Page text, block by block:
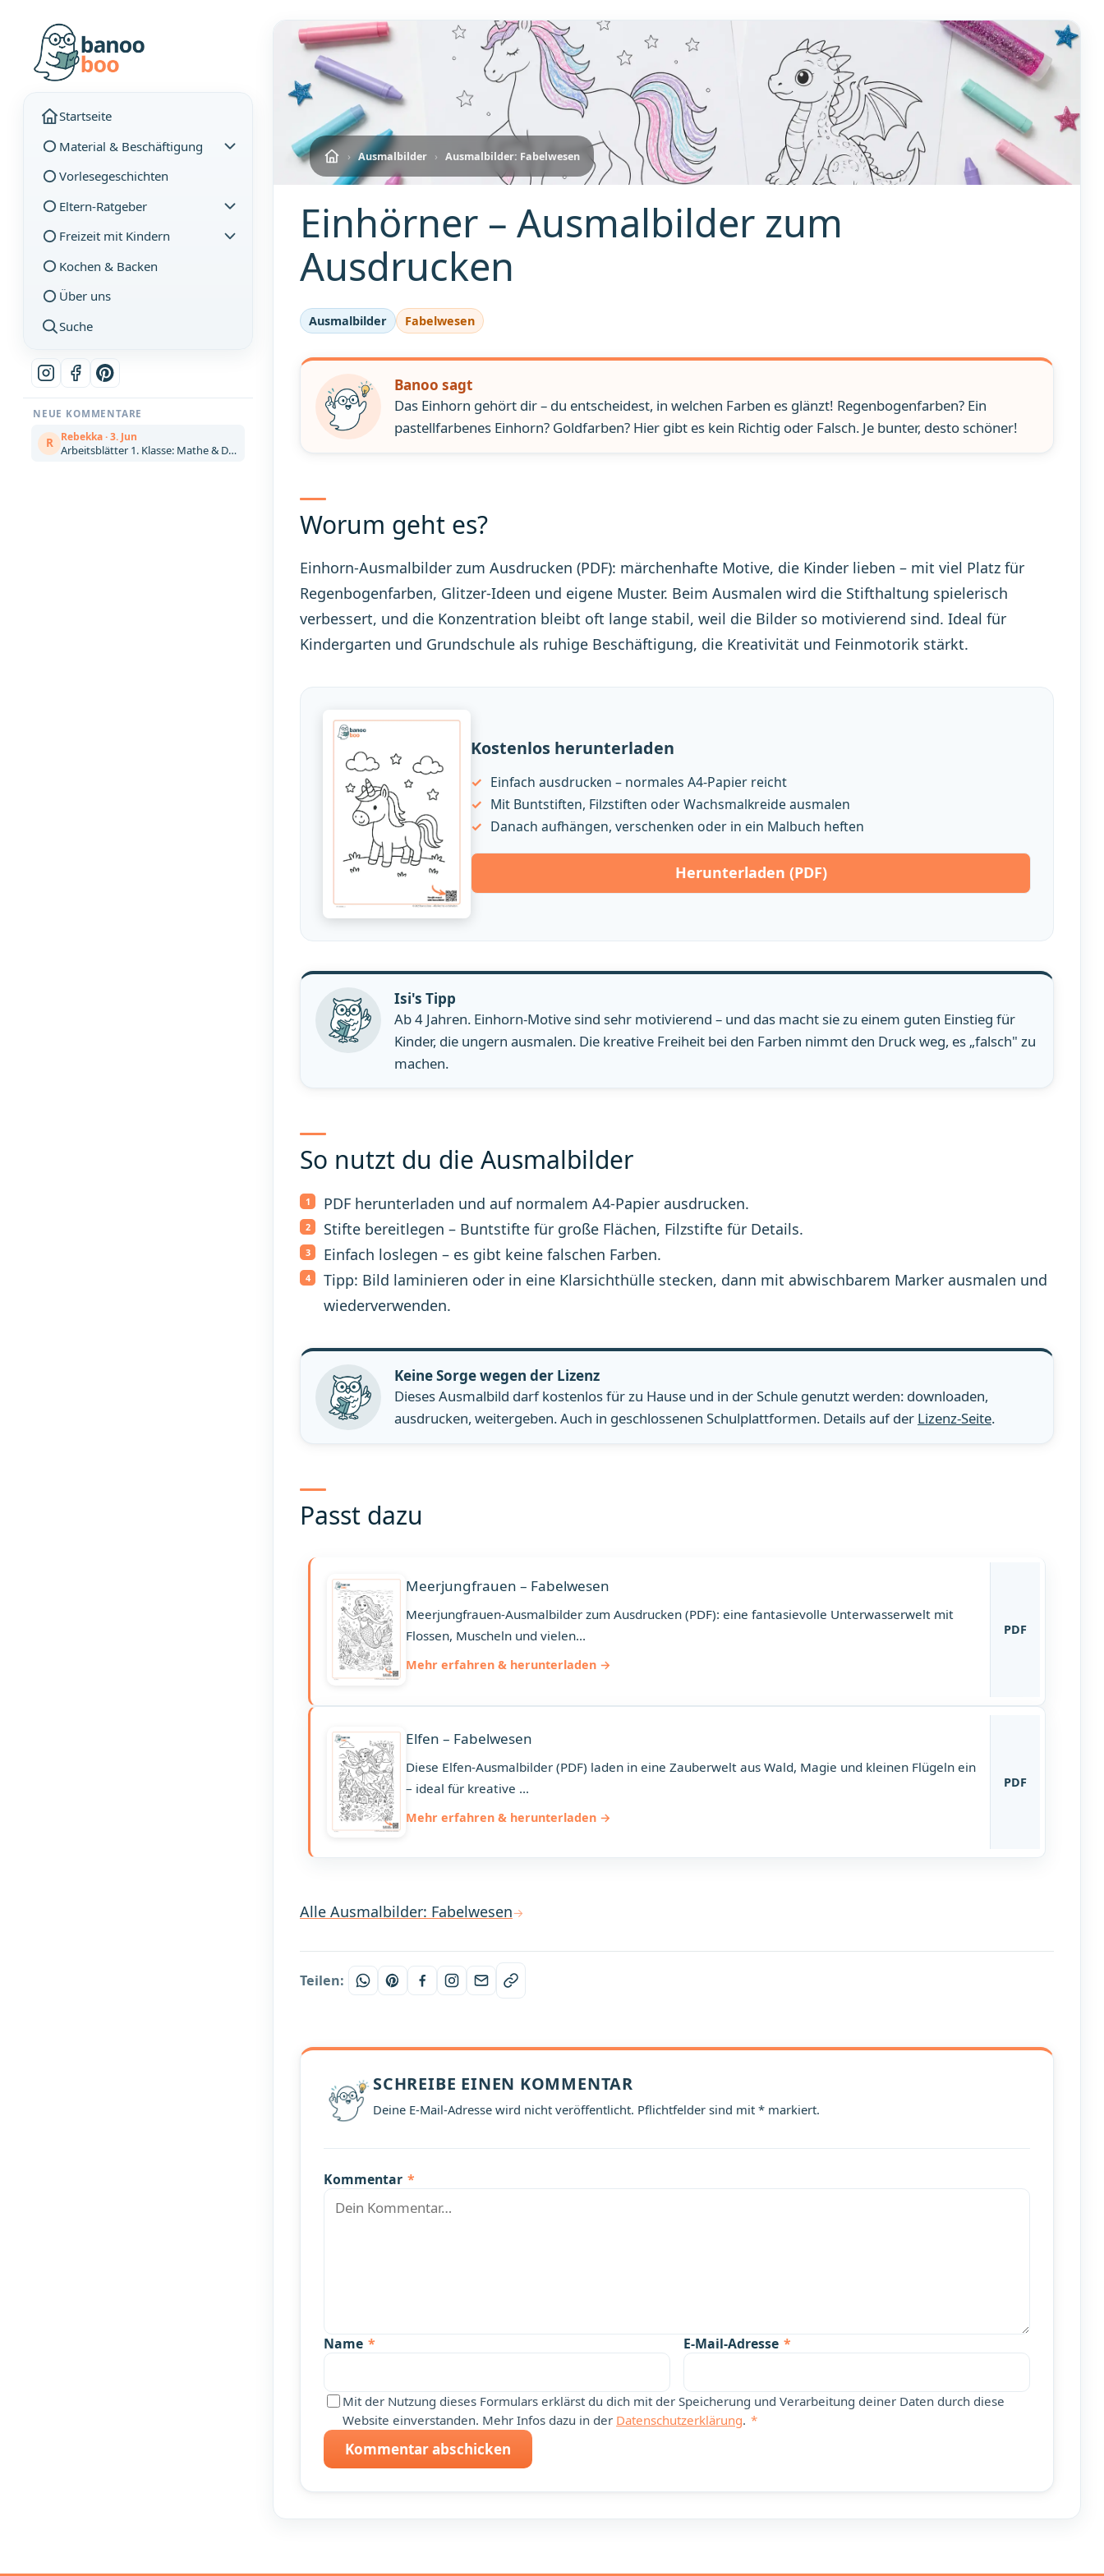
Startseite
Material & Beschäftigung
Vorlesegeschichten
Eltern-Ratgeber
Freizeit mit Kindern
Kochen & Backen
Über uns
Suche
NEUE KOMMENTARE
R Rebekka · 3. Jun
Arbeitsblätter 1. Klasse: Mathe & Deutsch kostenlos zum Ausdrucken (Artikel)
› Ausmalbilder › Ausmalbilder: Fabelwesen
Einhörner – Ausmalbilder zum
Ausdrucken
Ausmalbilder Fabelwesen
Banoo sagt
Das Einhorn gehört dir – du entscheidest, in welchen Farben es glänzt! Regenbogenfarben? Ein
pastellfarbenes Einhorn? Goldfarben? Hier gibt es kein Richtig oder Falsch. Je bunter, desto schöner!
Worum geht es?
Einhorn-Ausmalbilder zum Ausdrucken (PDF): märchenhafte Motive, die Kinder lieben – mit viel Platz für
Regenbogenfarben, Glitzer-Ideen und eigene Muster. Beim Ausmalen wird die Stifthaltung spielerisch
verbessert, und die Konzentration bleibt oft lange stabil, weil die Bilder so motivierend sind. Ideal für
Kindergarten und Grundschule als ruhige Beschäftigung, die Kreativität und Feinmotorik stärkt.
Kostenlos herunterladen
Einfach ausdrucken – normales A4-Papier reicht
Mit Buntstiften, Filzstiften oder Wachsmalkreide ausmalen
Danach aufhängen, verschenken oder in ein Malbuch heften
Herunterladen (PDF)
Isi's Tipp
Ab 4 Jahren. Einhorn-Motive sind sehr motivierend – und das macht sie zu einem guten Einstieg für
Kinder, die ungern ausmalen. Die kreative Freiheit bei den Farben nimmt den Druck weg, es „falsch" zu
machen.
So nutzt du die Ausmalbilder
PDF herunterladen und auf normalem A4-Papier ausdrucken.
Stifte bereitlegen – Buntstifte für große Flächen, Filzstifte für Details.
Einfach loslegen – es gibt keine falschen Farben.
Tipp: Bild laminieren oder in eine Klarsichthülle stecken, dann mit abwischbarem Marker ausmalen und
wiederverwenden.
Keine Sorge wegen der Lizenz
Dieses Ausmalbild darf kostenlos für zu Hause und in der Schule genutzt werden: downloaden,
ausdrucken, weitergeben. Auch in geschlossenen Schulplattformen. Details auf der Lizenz-Seite.
Passt dazu
Meerjungfrauen – Fabelwesen
Meerjungfrauen-Ausmalbilder zum Ausdrucken (PDF): eine fantasievolle Unterwasserwelt mit
Flossen, Muscheln und vielen...
Mehr erfahren & herunterladen
PDF
Elfen – Fabelwesen
Diese Elfen-Ausmalbilder (PDF) laden in eine Zauberwelt aus Wald, Magie und kleinen Flügeln ein
– ideal für kreative ...
Mehr erfahren & herunterladen
PDF
Alle Ausmalbilder: Fabelwesen
Teilen:
SCHREIBE EINEN KOMMENTAR
Deine E-Mail-Adresse wird nicht veröffentlicht. Pflichtfelder sind mit * markiert.
Kommentar *
Name * E-Mail-Adresse *
Mit der Nutzung dieses Formulars erklärst du dich mit der Speicherung und Verarbeitung deiner Daten durch diese
Website einverstanden. Mehr Infos dazu in der Datenschutzerklärung. *
Kommentar abschicken